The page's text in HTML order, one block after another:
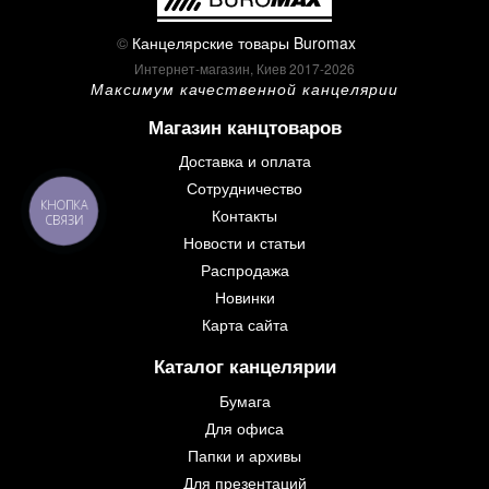
© Канцелярские товары Buromax
Интернет-магазин, Киев 2017-2026
Максимум качественной канцелярии
Магазин канцтоваров
Доставка и оплата
Сотрудничество
Контакты
Новости и статьи
Распродажа
Новинки
Карта сайта
Каталог канцелярии
Бумага
Для офиса
Папки и архивы
Для презентаций
КНОПКА
СВЯЗИ